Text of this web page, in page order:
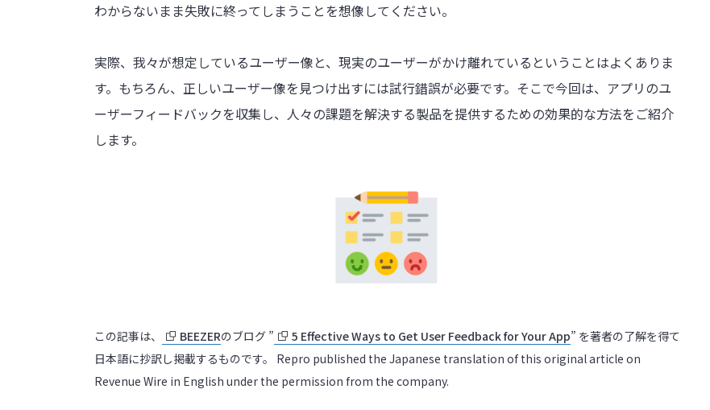
わからないまま失敗に終ってしまうことを想像してください。
実際、我々が想定しているユーザー像と、現実のユーザーがかけ離れているということはよくありま
す。もちろん、正しいユーザー像を見つけ出すには試行錯誤が必要です。そこで今回は、アプリのユ
ーザーフィードバックを収集し、人々の課題を解決する製品を提供するための効果的な方法をご紹介
します。
この記事は、 BEEZERのブログ ” 5 Effective Ways to Get User Feedback for Your App” を著者の了解を得て
日本語に抄訳し掲載するものです。 Repro published the Japanese translation of this original article on
Revenue Wire in English under the permission from the company.